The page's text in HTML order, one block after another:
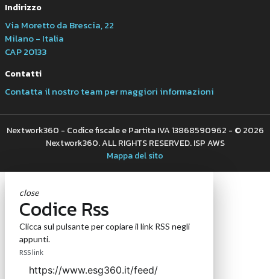
Indirizzo
Via Moretto da Brescia, 22
Milano - Italia
CAP 20133
Contatti
Contatta il nostro team per maggiori informazioni
Nextwork360 - Codice fiscale e Partita IVA 13868590962 - © 2026
Nextwork360. ALL RIGHTS RESERVED. ISP AWS
Mappa del sito
close
Codice Rss
Clicca sul pulsante per copiare il link RSS negli
appunti.
RSS link